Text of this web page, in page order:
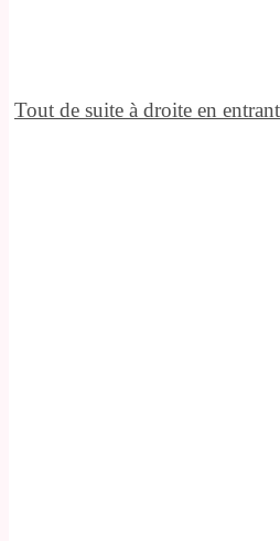
Tout de suite à droite en